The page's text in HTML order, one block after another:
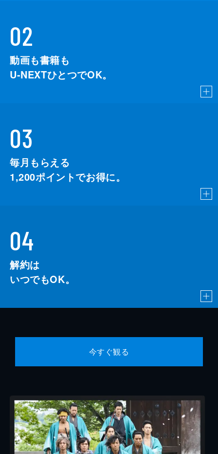
02
動画も書籍も
U-NEXTひとつでOK。
03
毎月もらえる
1,200ポイントでお得に。
04
解約は
いつでもOK。
今すぐ観る